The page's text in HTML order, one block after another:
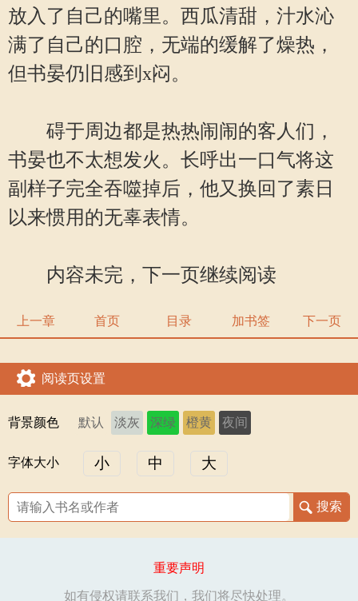
放入了自己的嘴里。西瓜清甜，汁水沁
满了自己的口腔，无端的缓解了燥热，
但书晏仍旧感到x闷。
碍于周边都是热热闹闹的客人们，
书晏也不太想发火。长呼出一口气将这
副样子完全吞噬掉后，他又换回了素日
以来惯用的无辜表情。
内容未完，下一页继续阅读
上一章 首页 目录 加书签 下一页
阅读页设置
背景颜色 默认 淡灰 深绿 橙黄 夜间
字体大小 小 中 大
重要声明
如有侵权请联系我们，我们将尽快处理。